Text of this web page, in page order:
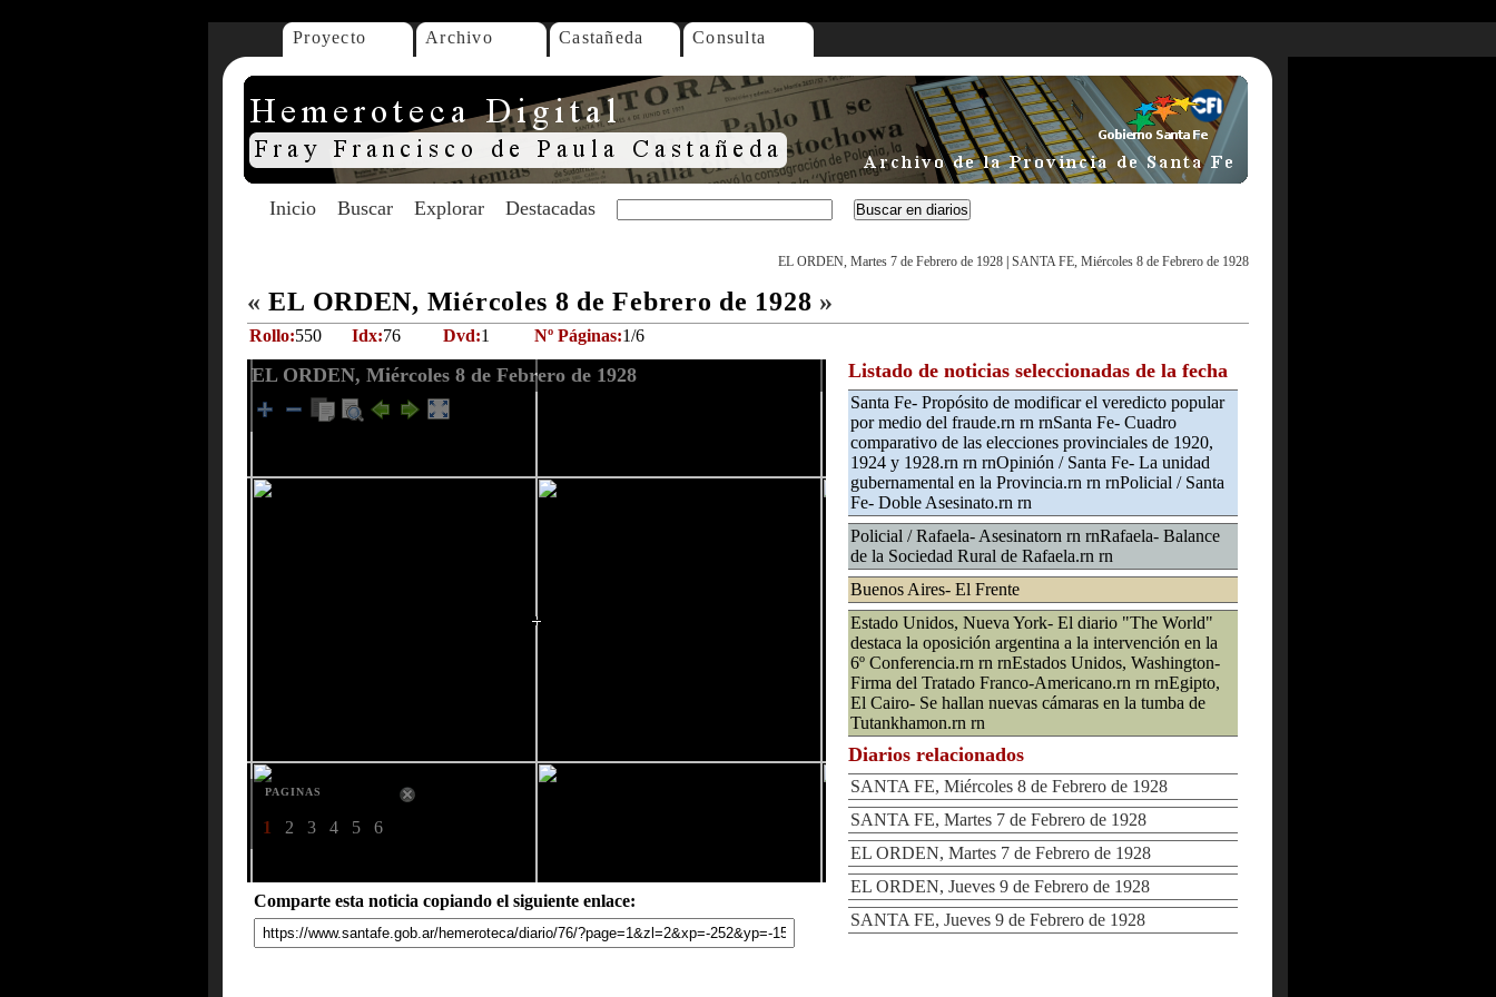
Proyecto Archivo Castañeda Consulta
Inicio Buscar Explorar Destacadas
EL ORDEN, Martes 7 de Febrero de 1928 SANTA FE, Miércoles 8 de Febrero de 1928
« EL ORDEN, Miércoles 8 de Febrero de 1928 »
Rollo:550 Idx:76 Dvd:1 Nº Páginas:1/6
EL ORDEN, Miércoles 8 de Febrero de 1928
PAGINAS
1 2 3 4 5 6
Comparte esta noticia copiando el siguiente enlace:
Listado de noticias seleccionadas de la fecha
Santa Fe- Propósito de modificar el veredicto popular
por medio del fraude.rn rn rnSanta Fe- Cuadro
comparativo de las elecciones provinciales de 1920,
1924 y 1928.rn rn rnOpinión / Santa Fe- La unidad
gubernamental en la Provincia.rn rn rnPolicial / Santa
Fe- Doble Asesinato.rn rn
Policial / Rafaela- Asesinatorn rn rnRafaela- Balance
de la Sociedad Rural de Rafaela.rn rn
Buenos Aires- El Frente
Estado Unidos, Nueva York- El diario "The World"
destaca la oposición argentina a la intervención en la
6º Conferencia.rn rn rnEstados Unidos, Washington-
Firma del Tratado Franco-Americano.rn rn rnEgipto,
El Cairo- Se hallan nuevas cámaras en la tumba de
Tutankhamon.rn rn
Diarios relacionados
SANTA FE, Miércoles 8 de Febrero de 1928
SANTA FE, Martes 7 de Febrero de 1928
EL ORDEN, Martes 7 de Febrero de 1928
EL ORDEN, Jueves 9 de Febrero de 1928
SANTA FE, Jueves 9 de Febrero de 1928